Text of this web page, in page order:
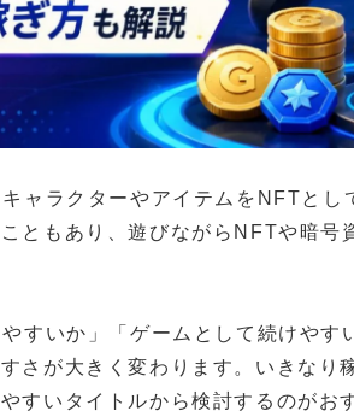
ャラクターやアイテムをNFTとし
ともあり、遊びながらNFTや暗号
すいか」「ゲームとして続けやす
さが大きく変わります。いきなり
すいタイトルから検討するのがお